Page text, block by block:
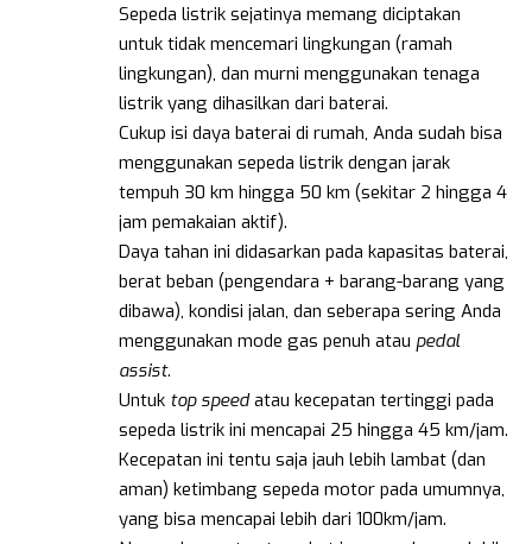
Sepeda listrik sejatinya memang diciptakan
untuk tidak mencemari lingkungan (ramah
lingkungan), dan murni menggunakan tenaga
listrik yang dihasilkan dari baterai.
Cukup isi daya baterai di rumah, Anda sudah bisa
menggunakan sepeda listrik dengan jarak
tempuh 30 km hingga 50 km (sekitar 2 hingga 4
jam pemakaian aktif).
Daya tahan ini didasarkan pada kapasitas baterai,
berat beban (pengendara + barang-barang yang
dibawa), kondisi jalan, dan seberapa sering Anda
menggunakan mode gas penuh atau pedal
assist.
Untuk top speedatau kecepatan tertinggi pada
sepeda listrik ini mencapai 25 hingga 45 km/jam.
Kecepatan ini tentu saja jauh lebih lambat (dan
aman) ketimbang sepeda motor pada umumnya,
yang bisa mencapai lebih dari 100km/jam.